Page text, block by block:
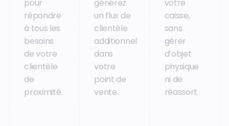
pour
répondre
à tous les
besoins
de votre
clientèle
de
proximité.
générez
un flux de
clientèle
additionnel
dans
votre
point de
vente.
votre
caisse,
sans
gérer
d’objet
physique
ni de
réassort.